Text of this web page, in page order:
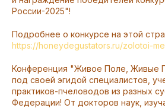
России-2025"!
Подробнее о конкурсе на этой
https://honeydegustators.ru/zolotoi-
Конференция "Живое Поле, Живые
под своей эгидой специалистов,
практиков-пчеловодов из разных
Федерации! От докторов наук,